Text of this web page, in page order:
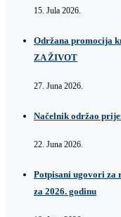
15. Jula 2026.
Održana promocija
ZA ŽIVOT
27. Juna 2026.
Načelnik održao
22. Juna 2026.
Potpisani ugovori za
za 2026. godinu